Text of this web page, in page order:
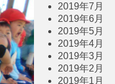
2019年7月
2019年6月
2019年5月
2019年4月
2019年3月
2019年2月
2019年1月